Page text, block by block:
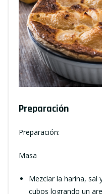
Preparación
Preparación:
Masa
Mezclar la harina, sal
cubos logrando un